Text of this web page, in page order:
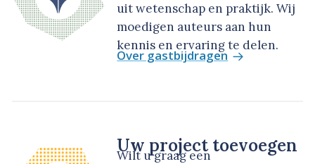
uit wetenschap en praktijk. Wij
moedigen auteurs aan hun
kennis en ervaring te delen.
Over gastbijdragen
Uw project toevoegen
Wilt u graag een